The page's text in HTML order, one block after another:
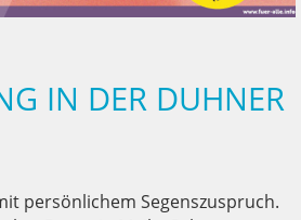
IN DER DUHNER
persönlichem Segenszuspruch.